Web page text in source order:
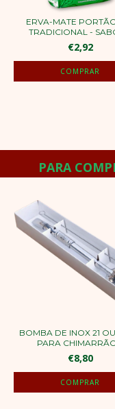
ERVA-MATE
TRADICIONAL -
€2,92
PARA
BOMBA DE INOX 21
PARA
€8,80
COMPRAR